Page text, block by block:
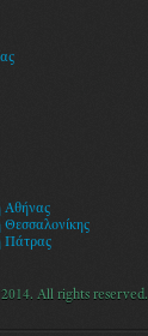
Αθήνας
Θεσσαλονίκης
Πάτρας
All rights reserved.